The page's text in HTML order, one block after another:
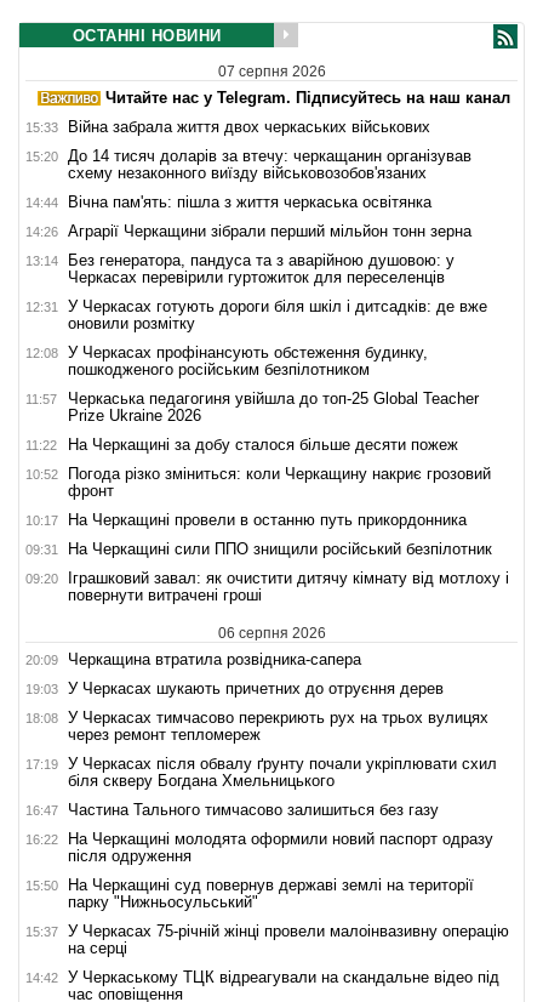
ОСТАННІ НОВИНИ
07 серпня 2026
Читайте нас у Telegram. Підписуйтесь на наш канал
15:33 Війна забрала життя двох черкаських військових
15:20
До 14 тисяч доларів за втечу: черкащанин організував
схему незаконного виїзду військовозобов'язаних
14:44 Вічна пам'ять: пішла з життя черкаська освітянка
14:26 Аграрії Черкащини зібрали перший мільйон тонн зерна
13:14
Без генератора, пандуса та з аварійною душовою: у
Черкасах перевірили гуртожиток для переселенців
12:31
У Черкасах готують дороги біля шкіл і дитсадків: де вже
оновили розмітку
12:08
У Черкасах профінансують обстеження будинку,
пошкодженого російським безпілотником
11:57
Черкаська педагогиня увійшла до топ-25 Global Teacher
Prize Ukraine 2026
11:22 На Черкащині за добу сталося більше десяти пожеж
10:52
Погода різко зміниться: коли Черкащину накриє грозовий
фронт
10:17 На Черкащині провели в останню путь прикордонника
09:31 На Черкащині сили ППО знищили російський безпілотник
09:20
Іграшковий завал: як очистити дитячу кімнату від мотлоху і
повернути витрачені гроші
06 серпня 2026
20:09 Черкащина втратила розвідника-сапера
19:03 У Черкасах шукають причетних до отруєння дерев
18:08
У Черкасах тимчасово перекриють рух на трьох вулицях
через ремонт тепломереж
17:19
У Черкасах після обвалу ґрунту почали укріплювати схил
біля скверу Богдана Хмельницького
16:47 Частина Тального тимчасово залишиться без газу
16:22
На Черкащині молодята оформили новий паспорт одразу
після одруження
15:50
На Черкащині суд повернув державі землі на території
парку "Нижньосульський"
15:37
У Черкасах 75-річній жінці провели малоінвазивну операцію
на серці
14:42
У Черкаському ТЦК відреагували на скандальне відео під
час оповіщення